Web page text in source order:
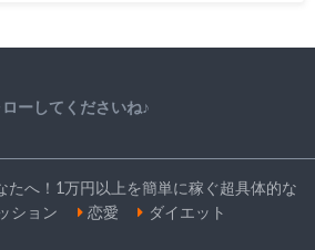
ーしてくださいね♪
たへ！1万円以上を簡単に稼ぐ超具体的な
ション 恋愛 ダイエット